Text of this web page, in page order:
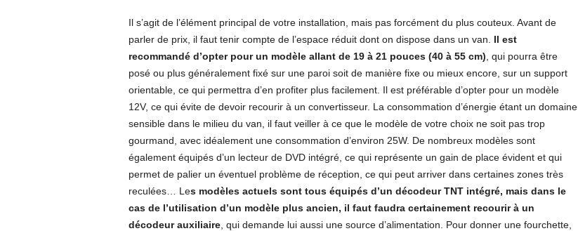
Il s’agit de l’élément principal de votre installation, mais pas forcément du plus couteux. Avant de
parler de prix, il faut tenir compte de l’espace réduit dont on dispose dans un van. Il est
recommandé d’opter pour un modèle allant de 19 à 21 pouces (40 à 55 cm) , qui pourra être
posé ou plus généralement fixé sur une paroi soit de manière fixe ou mieux encore, sur un support
orientable, ce qui permettra d’en profiter plus facilement. Il est préférable d’opter pour un modèle
12V, ce qui évite de devoir recourir à un convertisseur. La consommation d’énergie étant un domaine
sensible dans le milieu du van, il faut veiller à ce que le modèle de votre choix ne soit pas trop
gourmand, avec idéalement une consommation d’environ 25W. De nombreux modèles sont
également équipés d’un lecteur de DVD intégré, ce qui représente un gain de place évident et qui
permet de palier un éventuel problème de réception, ce qui peut arriver dans certaines zones très
reculées… Les modèles actuels sont tous équipés d’un décodeur TNT intégré, mais dans le
cas de l’utilisation d’un modèle plus ancien, il faut faudra certainement recourir à un
décodeur auxiliaire, qui demande lui aussi une source d’alimentation. Pour donner une fourchette,